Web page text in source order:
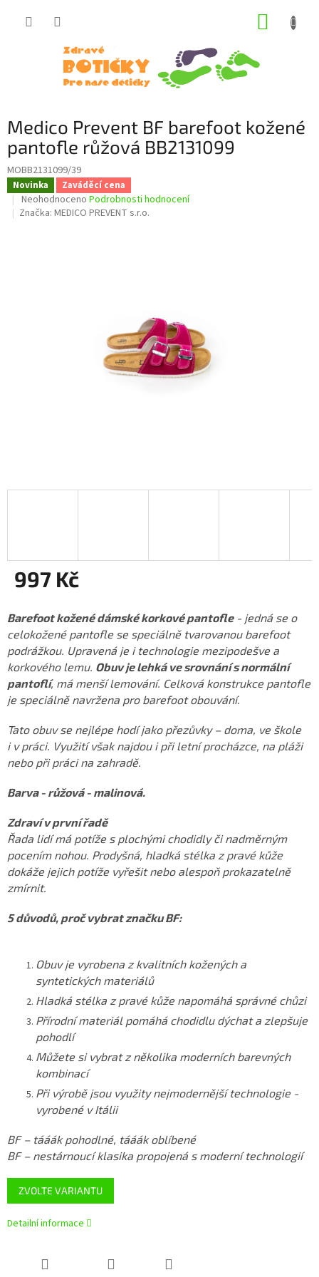
Medico Prevent BF barefoot kožené
pantofle růžová BB2131099
MOBB2131099/39
Novinka Zaváděcí cena
Průměrné
hodnocení
Neohodnoceno Podrobnosti hodnocení
Značka: MEDICO PREVENT s.r.o.
997 Kč
cena:
ZVOLTE VARIANTU
Barefoot kožené dámské korkové pantofle- jedná se o
celokožené pantofle se speciálně tvarovanou barefoot
podrážkou. Upravená je i technologie mezipodešve a
korkového lemu. Obuv je lehká ve srovnání s normální
pantoflí, má menší lemování. Celková konstrukce pantofle
je speciálně navržena pro barefoot obouvání.
Tato obuv se nejlépe hodí jako přezůvky – doma, ve škole
i v práci. Využití však najdou i při letní procházce, na pláži
nebo při práci na zahradě.
Barva - růžová - malinová.
Zdraví v první řadě
Řada lidí má potíže s plochými chodidly či nadměrným
pocením nohou. Prodyšná, hladká stélka z pravé kůže
dokáže jejich potíže vyřešit nebo alespoň prokazatelně
zmírnit.
5 důvodů, proč vybrat značku BF:
Obuv je vyrobena z kvalitních ko­žených a
syntetických materiálů
Hladká stélka z pravé kůže napomáhá správné chůzi
Přírodní materiál pomáhá chodidlu dýchat a zlepšuje
pohodlí
Můžete si vybrat z několika moderních barevných
kombinací
Při výrobě jsou využity nejmodernější technologie -
vyrobené v Itálii
BF – tááák pohodlné, tááák oblíbené
BF – nestárnoucí klasika propojená s moderní technologií
Detailní informace